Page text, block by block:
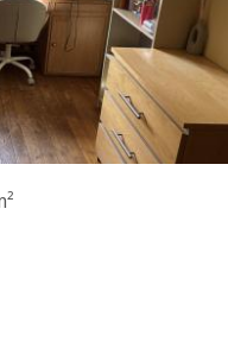
et le petit bois • Évier et
privative (uniquement...